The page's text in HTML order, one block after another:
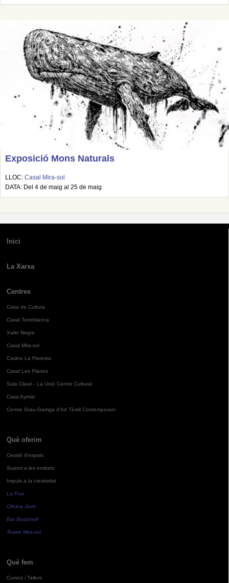
Exposició Mons Naturals
LLOC: Casal Mira-sol
DATA: Del 4 de maig al 25 de maig
Inici
La Xarxa
Centres
Casa de Cultura
Casal Torreblanca
Xalet Negre
Casal Mira-sol
Casino La Floresta
Casal Les Planes
Sala Clavé - La Unió Centre Cultural
Casa Aymat
Centre Grau-Garriga d'Art Tèxtil Contemporani
Què oferim
Cessió d'espais
Suport a les entitats
Impuls a la creativitat
La Pua
Oficina Jove
Bar Bocamoll
Teatre Mira-sol
Què fem
Cursos i Tallers